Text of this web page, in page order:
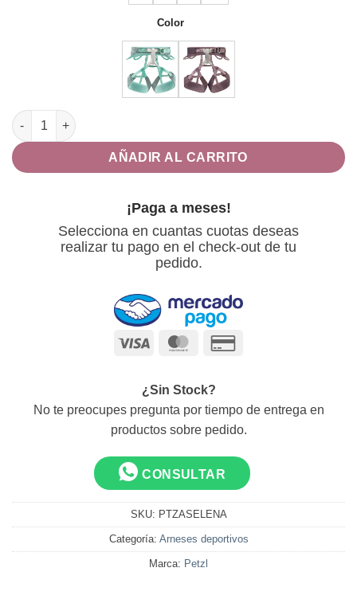
Color
Arnés SELENA cantidad
AÑADIR AL CARRITO
¡Paga a meses!
Selecciona en cuantas cuotas deseas
realizar tu pago en el check-out de tu
pedido.
Visa MasterCard
¿Sin Stock?
No te preocupes pregunta por tiempo de entrega en
productos sobre pedido.
CONSULTAR
SKU: PTZASELENA
Categoría: Arneses deportivos
Marca: Petzl